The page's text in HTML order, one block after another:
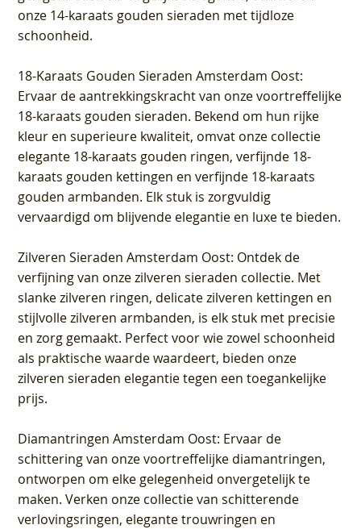
onze 14-karaats gouden sieraden met tijdloze
schoonheid.
18-Karaats Gouden Sieraden Amsterdam Oost:
Ervaar de aantrekkingskracht van onze voortreffelijke
18-karaats gouden sieraden. Bekend om hun rijke
kleur en superieure kwaliteit, omvat onze collectie
elegante 18-karaats gouden ringen, verfijnde 18-
karaats gouden kettingen en verfijnde 18-karaats
gouden armbanden. Elk stuk is zorgvuldig
vervaardigd om blijvende elegantie en luxe te bieden.
Zilveren Sieraden Amsterdam Oost: Ontdek de
verfijning van onze zilveren sieraden collectie. Met
slanke zilveren ringen, delicate zilveren kettingen en
stijlvolle zilveren armbanden, is elk stuk met precisie
en zorg gemaakt. Perfect voor wie zowel schoonheid
als praktische waarde waardeert, bieden onze
zilveren sieraden elegantie tegen een toegankelijke
prijs.
Diamantringen Amsterdam Oost: Ervaar de
schittering van onze voortreffelijke diamantringen,
ontworpen om elke gelegenheid onvergetelijk te
maken. Verken onze collectie van schitterende
verlovingsringen, elegante trouwringen en